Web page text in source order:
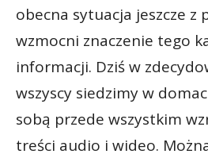
obecna sytuacja jeszcze z
wzmocni znaczenie tego
informacji. Dziś w
wszyscy siedzimy w
sobą przede wszystkim
treści audio i wideo.